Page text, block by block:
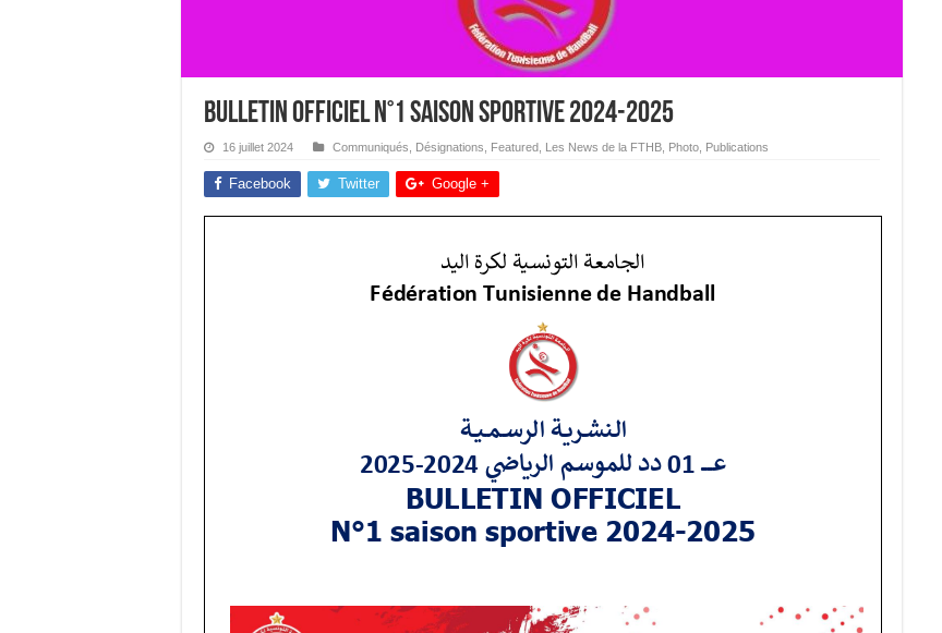
Bulletin Officiel N°1 Saison Sportive 2024-2025
16 juillet 2024 Communiqués Désignations Featured Les News de la FTHB Photo Publications
Facebook Twitter Google +